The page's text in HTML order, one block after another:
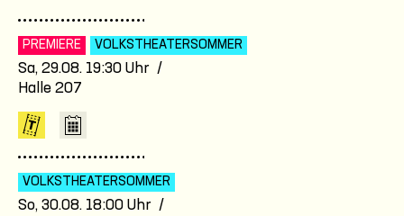
PREMIERE VOLKSTHEATER­SOMMER
Sa, 29.08. 19:30 Uhr /
Halle 207
VOLKSTHEATER­SOMMER
So, 30.08. 18:00 Uhr /